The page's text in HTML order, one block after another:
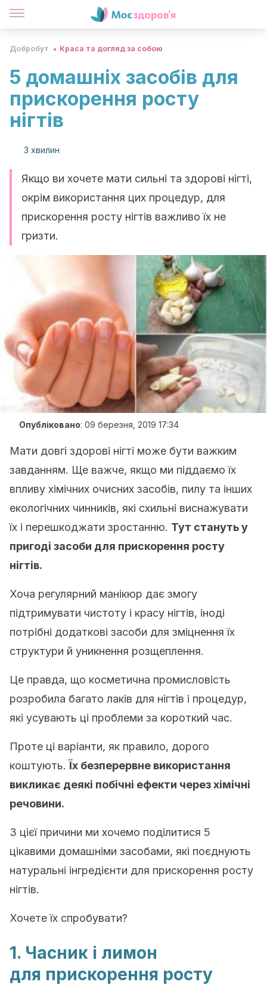
Добробут Краса та догляд за собою
5 домашніх засобів для
прискорення росту
нігтів
3 хвилин
Якщо ви хочете мати сильні та здорові нігті,
окрім використання цих процедур, для
прискорення росту нігтів важливо їх не
гризти.
Опубліковано: 09 березня, 2019 17:34
Мати довгі здорові нігті може бути важким
завданням. Ще важче, якщо ми піддаємо їх
впливу хімічних очисних засобів, пилу та інших
екологічних чинників, які схильні виснажувати
їх і перешкоджати зростанню. Тут стануть у
пригоді засоби для прискорення росту
нігтів.
Хоча регулярний манікюр дає змогу
підтримувати чистоту і красу нігтів, іноді
потрібні додаткові засоби для зміцнення їх
структури й уникнення розщеплення.
Це правда, що косметична промисловість
розробила багато лаків для нігтів і процедур,
які усувають ці проблеми за короткий час.
Проте ці варіанти, як правило, дорого
коштують. Їх безперервне використання
викликає деякі побічні ефекти через хімічні
речовини.
З цієї причини ми хочемо поділитися 5
цікавими домашніми засобами, які поєднують
натуральні інгредієнти для прискорення росту
нігтів.
Хочете їх спробувати?
1. Часник і лимон
для прискорення росту